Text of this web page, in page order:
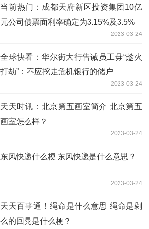
当前热门：成都天府新区投资集团10亿
元公司债票面利率确定为3.15%及3.5%
2023-03-24
全球快看：华尔街大行告诫员工毋“趁火
打劫”：不应挖走危机银行的储户
2023-03-24
天天时讯：北京第五画室简介 北京第五
画室怎么样？
2023-03-24
东风快递什么梗 东风快递是什么意思？
2023-03-24
天天百事通！绳命是什么意思 绳命是剁
么的回晃是什么梗？